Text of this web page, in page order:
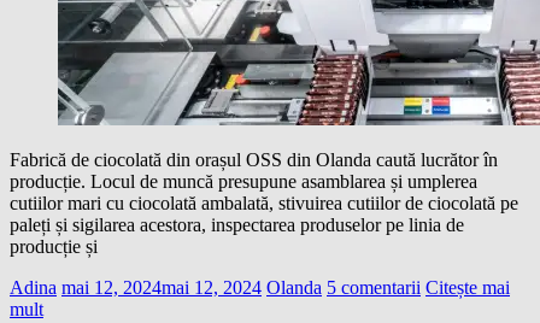
Fabrică de ciocolată din orașul OSS din Olanda caută lucrător în
producție. Locul de muncă presupune asamblarea și umplerea
cutiilor mari cu ciocolată ambalată, stivuirea cutiilor de ciocolată pe
paleți și sigilarea acestora, inspectarea produselor pe linia de
producție și
Adina mai 12, 2024mai 12, 2024 Olanda 5 comentarii Citește mai
mult